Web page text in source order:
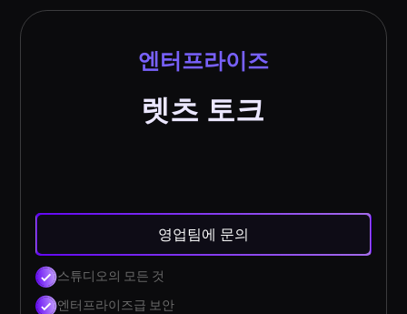
엔터프라이즈
렛츠 토크
영업팀에 문의
스튜디오의 모든 것
엔터프라이즈급 보안